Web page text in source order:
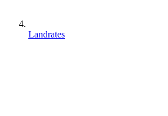
Landrates